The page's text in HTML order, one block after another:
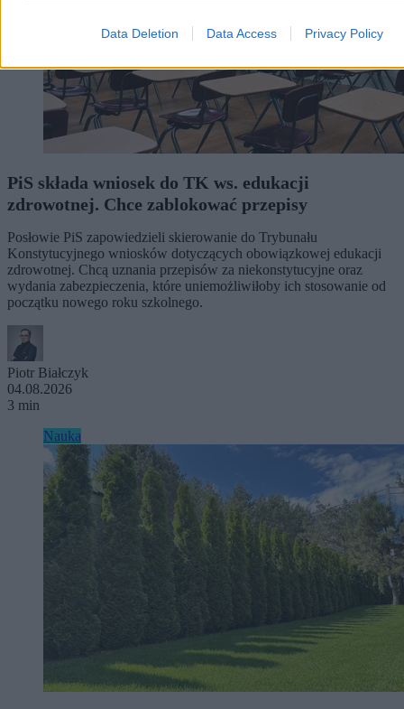
Data Deletion Data Access Privacy Policy
PiS składa wniosek do TK ws. edukacji
zdrowotnej. Chce zablokować przepisy
Posłowie PiS zapowiedzieli skierowanie do Trybunału
Konstytucyjnego wniosków dotyczących obowiązkowej edukacji
zdrowotnej. Chcą uznania przepisów za niekonstytucyjne oraz
wydania zabezpieczenia, które uniemożliwiłoby ich stosowanie od
początku nowego roku szkolnego.
Piotr Białczyk
04.08.2026
3 min
Nauka